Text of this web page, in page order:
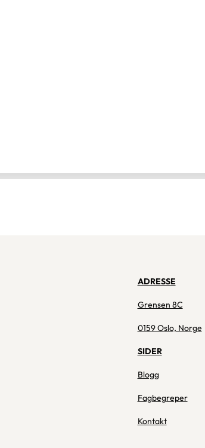
ADRESSE
Grensen 8C
0159 Oslo, Norge
SIDER
Blogg
Fagbegreper
Kontakt